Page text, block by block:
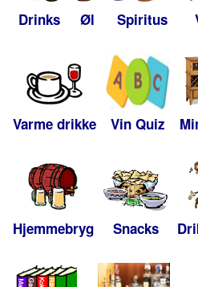
Drinks Øl Spiritus
Varme drikke Vin Quiz
Hjemmebryg Snacks